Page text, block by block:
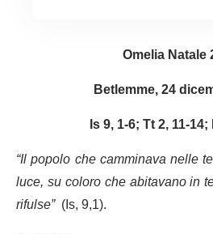
Omelia Natale
Betlemme, 24
Is 9, 1-6; Tt 2, 11-
“Il popolo che camminava nelle
luce, su coloro che abitavano in
rifulse” (Is, 9,1).